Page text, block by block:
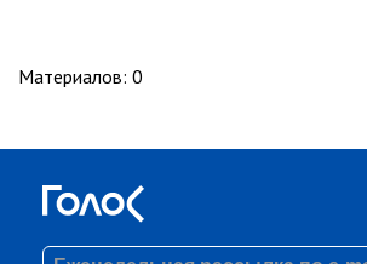
Материалов: 0